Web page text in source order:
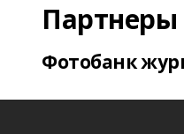
Партнеры
Фотобанк